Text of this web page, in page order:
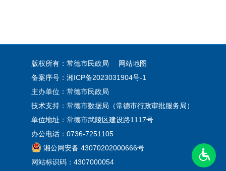
版权所有：常德市民政局
网站地图
备案序号： 湘ICP备2023031904号-1
主办单位：常德市民政局
技术支持：常德市数据局（常德市行政审批服务局）
单位地址：常德市武陵区建设路1117号
办公电话：0736-7251105
湘公网安备 43070202000666号
网站标识码：4307000054